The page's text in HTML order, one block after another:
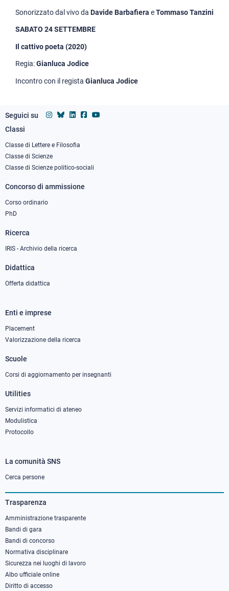
Sonorizzato dal vivo da Davide Barbafiera eTommaso Tanzini
SABATO 24 SETTEMBRE
Il cattivo poeta (2020)
Regia:Gianluca Jodice
Incontro con il regista Gianluca Jodice
Seguici su
Footer
column
1
Classi
Classe di Lettere e Filosofia
Classe di Scienze
Classe di Scienze politico-sociali
Concorso di ammissione
Corso ordinario
PhD
Ricerca
IRIS - Archivio della ricerca
Didattica
Offerta didattica
Footer
column
Enti e imprese
Placement
Valorizzazione della ricerca
Scuole
Corsi di aggiornamento per insegnanti
Utilities
Servizi informatici di ateneo
Modulistica
Protocollo
Footer
column
3
La comunità SNS
Cerca persone
Trasparenza
Amministrazione trasparente
Bandi di gara
Bandi di concorso
Normativa disciplinare
Sicurezza nei luoghi di lavoro
Albo ufficiale online
Diritto di accesso